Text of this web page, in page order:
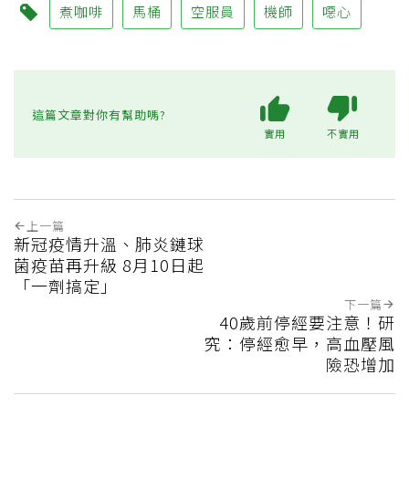
煮咖啡 馬桶 空服員 機師 噁心
這篇文章對你有幫助嗎?
實用 不實用
上一篇
新冠疫情升溫、肺炎鏈球
菌疫苗再升級 8月10日起
「一劑搞定」
下一篇
40歲前停經要注意！研
究：停經愈早，高血壓風
險恐增加